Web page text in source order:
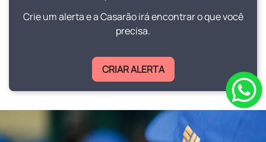
Crie um alerta e a Casarão irá encontrar o que você
precisa.
CRIAR ALERTA